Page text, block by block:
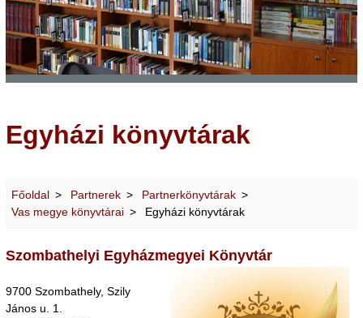
Egyházi könyvtárak
Főoldal Partnerek
Partnerkönyvtárak
Vas megye könyvtárai
Egyházi könyvtárak
Szombathelyi Egyházmegyei Könyvtár
9700 Szombathely, Szily
János u. 1.